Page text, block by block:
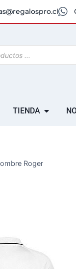
TIENDA
Roger